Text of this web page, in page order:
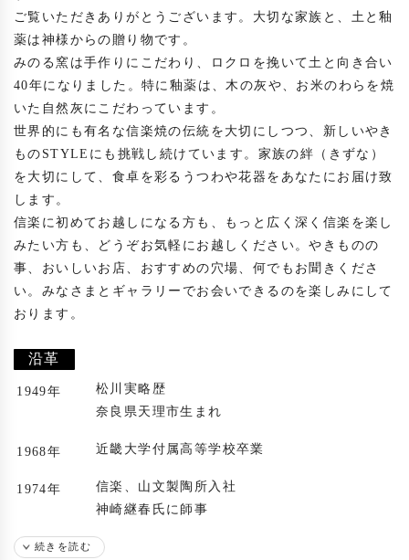
ご覧いただきありがとうございます。大切な家族と、土と釉
薬は神様からの贈り物です。
みのる窯は手作りにこだわり、ロクロを挽いて土と向き合い
40年になりました。特に釉薬は、木の灰や、お米のわらを焼
いた自然灰にこだわっています。
世界的にも有名な信楽焼の伝統を大切にしつつ、新しいやき
ものSTYLEにも挑戦し続けています。家族の絆（きずな）
を大切にして、食卓を彩るうつわや花器をあなたにお届け致
します。
信楽に初めてお越しになる方も、もっと広く深く信楽を楽し
みたい方も、どうぞお気軽にお越しください。やきものの
事、おいしいお店、おすすめの穴場、何でもお聞きくださ
い。みなさまとギャラリーでお会いできるのを楽しみにして
おります。
沿革
1949年
松川実略歴
奈良県天理市生まれ
1968年 近畿大学付属高等学校卒業
1974年
信楽、山文製陶所入社
神崎継春氏に師事
1978年 日本工芸会近畿支部展入選
続きを読む